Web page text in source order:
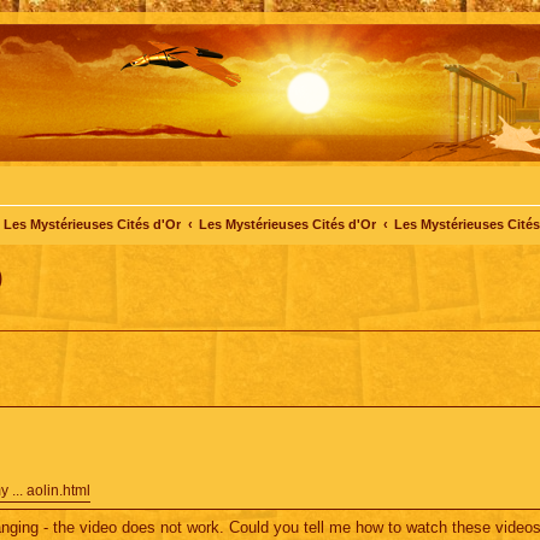
Les Mystérieuses Cités d'Or Les Mystérieuses Cités d'Or Les Mystérieuses
... aolin.html
- the video does not work. Could you tell me how to watch these